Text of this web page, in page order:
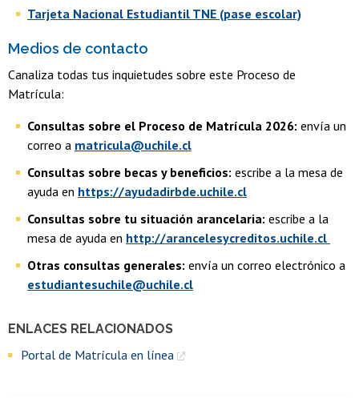
ENLACES RELACIONADOS
Portal de Matrícula en línea
Tarjeta Nacional Estudiantil TNE (pase escolar)
Medios de contacto
Canaliza todas tus inquietudes sobre este Proceso de
Matrícula:
Consultas sobre el Proceso de Matrícula 2026: envía un
correo a matricula@uchile.cl
Consultas sobre becas y beneficios: escribe a la mesa de
ayuda en https://ayudadirbde.uchile.cl
Consultas sobre tu situación arancelaria: escribe a la
mesa de ayuda en http://arancelesycreditos.uchile.cl
Otras consultas generales: envía un correo electrónico a
estudiantesuchile@uchile.cl